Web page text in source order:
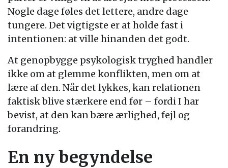
Nogle dage føles det lettere, andre dage
tungere. Det vigtigste er at holde fast i
intentionen: at ville hinanden det godt.
At genopbygge psykologisk tryghed handler
ikke om at glemme konflikten, men om at
lære af den. Når det lykkes, kan relationen
faktisk blive stærkere end før – fordi I har
bevist, at den kan bære ærlighed, fejl og
forandring.
En ny begyndelse